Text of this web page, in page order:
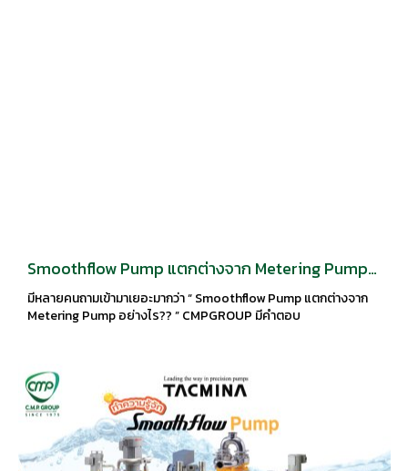
Smoothflow Pump แตกต่างจาก Metering Pump
อย่างไร??
มีหลายคนถามเข้ามาเยอะมากว่า “ Smoothflow Pump แตกต่างจาก
Metering Pump อย่างไร?? ” CMPGROUP มีคำตอบ